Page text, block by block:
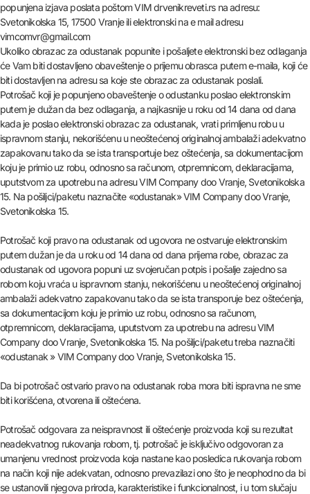
popunjena izjava poslata poštom VIM drvenikreveti.rs na adresu:
Svetonikolska 15, 17500 Vranje ili elektronski na e mail adresu
vimcomvr@gmail.com
Ukoliko obrazac za odustanak popunite i pošaljete elektronski bez odlaganja
će Vam biti dostavljeno obaveštenje o prijemu obrasca putem e-maila, koji će
biti dostavljen na adresu sa koje ste obrazac za odustanak poslali.
Potrošač koji je popunjeno obaveštenje o odustanku poslao elektronskim
putem je dužan da bez odlaganja, a najkasnije u roku od 14 dana od dana
kada je poslao elektronski obrazac za odustanak, vrati primljenu robu u
ispravnom stanju, nekorišćenu u neoštećenoj originalnoj ambalaži adekvatno
zapakovanu tako da se ista transportuje bez oštećenja, sa dokumentacijom
koju je primio uz robu, odnosno sa računom, otpremnicom, deklaracijama,
uputstvom za upotrebu na adresu VIM Company doo Vranje, Svetonikolska
15. Na pošiljci/paketu naznačite «odustanak» VIM Company doo Vranje,
Svetonikolska 15.
Potrošač koji pravo na odustanak od ugovora ne ostvaruje elektronskim
putem dužan je da u roku od 14 dana od dana prijema robe, obrazac za
odustanak od ugovora popuni uz svojeručan potpis i pošalje zajedno sa
robom koju vraća u ispravnom stanju, nekorišćenu u neoštećenoj originalnoj
ambalaži adekvatno zapakovanu tako da se ista transporuje bez oštećenja,
sa dokumentacijom koju je primio uz robu, odnosno sa računom,
otpremnicom, deklaracijama, uputstvom za upotrebu na adresu VIM
Company doo Vranje, Svetonikolska 15. Na pošiljci/paketu treba naznačiti
«odustanak » VIM Company doo Vranje, Svetonikolska 15.
Da bi potrošač ostvario pravo na odustanak roba mora biti ispravna ne sme
biti korišćena, otvorena ili oštećena.
Potrošač odgovara za neispravnost ili oštećenje proizvoda koji su rezultat
neadekvatnog rukovanja robom, tj. potrošač je isključivo odgovoran za
umanjenu vrednost proizvoda koja nastane kao posledica rukovanja robom
na način koji nije adekvatan, odnosno prevazilazi ono što je neophodno da bi
se ustanovili njegova priroda, karakteristike i funkcionalnost, i u tom slučaju